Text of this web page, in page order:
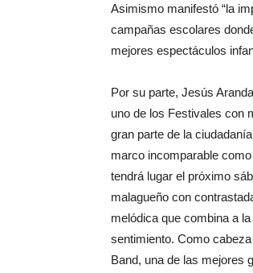
Asimismo manifestó “la
campañas escolares
mejores espectáculos
Por su parte, Jesús
uno de los Festivales con
gran parte de la
marco incomparable
tendrá lugar el próximo
malagueño con
melódica que combina a
sentimiento. Como
Band, una de las mejores